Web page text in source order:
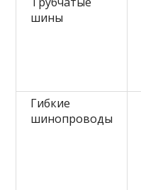
шины
Гибкие
шинопроводы